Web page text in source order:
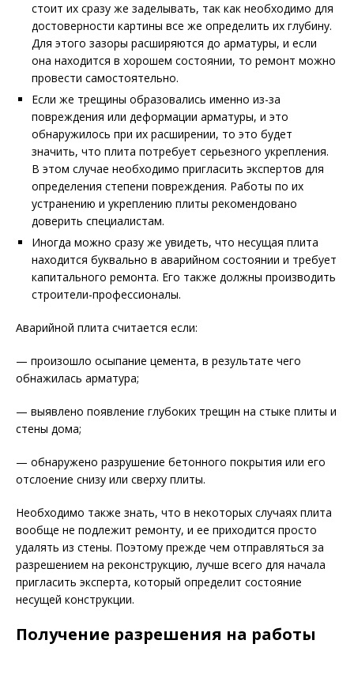
стоит их сразу же заделывать, так как необходимо для
достоверности картины все же определить их глубину.
Для этого зазоры расширяются до арматуры, и если
она находится в хорошем состоянии, то ремонт можно
провести самостоятельно.
Если же трещины образовались именно из-за
повреждения или деформации арматуры, и это
обнаружилось при их расширении, то это будет
значить, что плита потребует серьезного укрепления.
В этом случае необходимо пригласить экспертов для
определения степени повреждения. Работы по их
устранению и укреплению плиты рекомендовано
доверить специалистам.
Иногда можно сразу же увидеть, что несущая плита
находится буквально в аварийном состоянии и требует
капитального ремонта. Его также должны производить
строители-профессионалы.
Аварийной плита считается если:
— произошло осыпание цемента, в результате чего
обнажилась арматура;
— выявлено появление глубоких трещин на стыке плиты и
стены дома;
— обнаружено разрушение бетонного покрытия или его
отслоение снизу или сверху плиты.
Необходимо также знать, что в некоторых случаях плита
вообще не подлежит ремонту, и ее приходится просто
удалять из стены. Поэтому прежде чем отправляться за
разрешением на реконструкцию, лучше всего для начала
пригласить эксперта, который определит состояние
несущей конструкции.
Получение разрешения на работы